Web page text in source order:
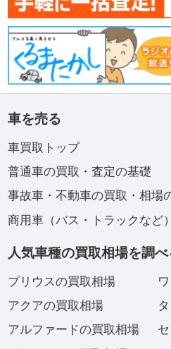
車を売る
車買取トップ
普通車の買取・査定の基礎
事故車・不動車の買取・相場
商用車（バス・トラックなど
人気車種の買取相場を調べ
プリウスの買取相場
アクアの買取相場
アルファードの買取相場